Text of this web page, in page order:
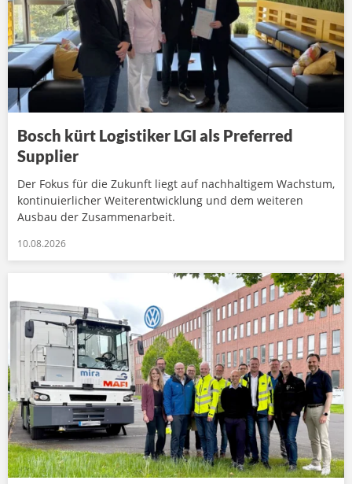
Bosch kürt Logistiker LGI als Preferred
Supplier
Der Fokus für die Zukunft liegt auf nachhaltigem Wachstum,
kontinuierlicher Weiterentwicklung und dem weiteren
Ausbau der Zusammenarbeit.
10.08.2026